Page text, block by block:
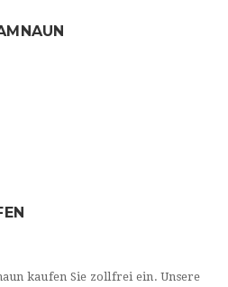
kaufen Sie zollfrei ein. Unsere